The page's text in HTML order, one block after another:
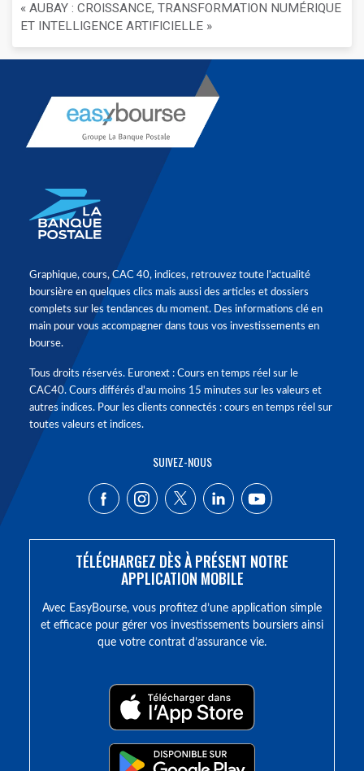
« AUBAY : CROISSANCE, TRANSFORMATION NUMÉRIQUE
ET INTELLIGENCE ARTIFICIELLE »
Graphique, cours, CAC 40, indices, retrouvez toute l'actualité
boursière en quelques clics mais aussi des articles et dossiers
complets sur les tendances du moment. Des informations clé en
main pour vous accompagner dans tous vos investissements en
bourse.
Tous droits réservés. Euronext : Cours en temps réel sur le
CAC40. Cours différés d'au moins 15 minutes sur les valeurs et
autres indices. Pour les clients connectés : cours en temps réel sur
toutes valeurs et indices.
SUIVEZ-NOUS
TÉLÉCHARGEZ DÈS À PRÉSENT NOTRE
APPLICATION MOBILE
Avec EasyBourse, vous profitez d’une application simple
et efficace pour gérer vos investissements boursiers ainsi
que votre contrat d’assurance vie.